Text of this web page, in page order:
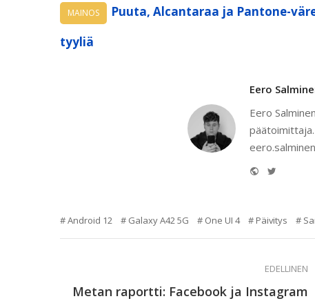
MAINOS
Puuta, Alcantaraa ja Pantone-
tyyliä
Eero
Eero
Website
Android 12 Galaxy A42 5G One UI 4 Päivitys
EDELLINEN
Metan raportti: Facebook ja Instagram